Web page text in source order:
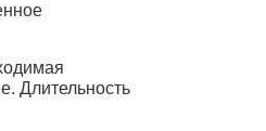
Длительность